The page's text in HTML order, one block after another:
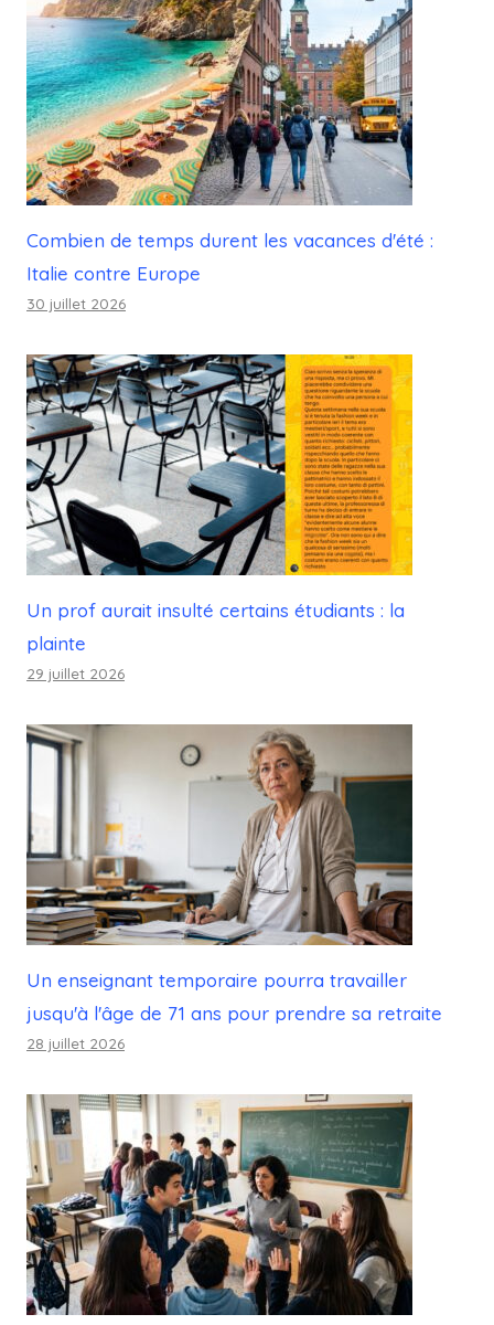
Combien de temps durent les vacances d'été :
Italie contre Europe
30 juillet 2026
Un prof aurait insulté certains étudiants : la
plainte
29 juillet 2026
Un enseignant temporaire pourra travailler
jusqu'à l'âge de 71 ans pour prendre sa retraite
28 juillet 2026